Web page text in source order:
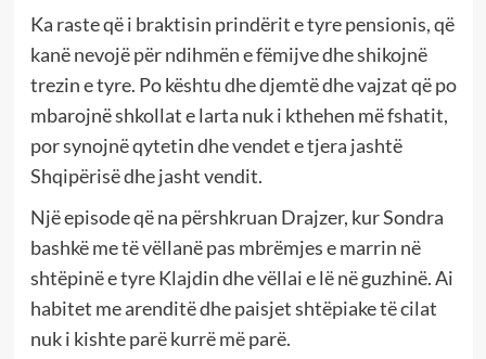
Ka raste që i braktisin prindërit e tyre pensionis, që
kanë nevojë për ndihmën e fëmijve dhe shikojnë
trezin e tyre. Po kështu dhe djemtë dhe vajzat që po
mbarojnë shkollat e larta nuk i kthehen më fshatit,
por synojnë qytetin dhe vendet e tjera jashtë
Shqipërisë dhe jasht vendit.
Një episode që na përshkruan Drajzer, kur Sondra
bashkë me të vëllanë pas mbrëmjes e marrin në
shtëpinë e tyre Klajdin dhe vëllai e lë në guzhinë. Ai
habitet me arenditë dhe paisjet shtëpiake të cilat
nuk i kishte parë kurrë më parë.